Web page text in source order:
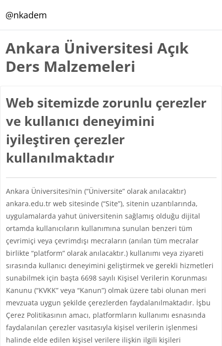
@nkadem
Ankara Üniversitesi Açık
Ders Malzemeleri
Web sitemizde zorunlu çerezler
ve kullanıcı deneyimini
iyileştiren çerezler
kullanılmaktadır
Ankara Üniversitesi’nin (“Üniversite” olarak anılacaktır)
ankara.edu.tr web sitesinde (“Site”), sitenin uzantılarında,
uygulamalarda yahut üniversitenin sağlamış olduğu dijital
ortamda kullanıcıların kullanımına sunulan benzeri tüm
çevrimiçi veya çevrimdışı mecraların (anılan tüm mecralar
birlikte “platform” olarak anılacaktır.) kullanımı veya ziyareti
sırasında kullanıcı deneyimini geliştirmek ve gerekli hizmetleri
sunabilmek için başta 6698 sayılı Kişisel Verilerin Korunması
Kanunu (“KVKK” veya “Kanun”) olmak üzere tabi olunan meri
mevzuata uygun şekilde çerezlerden faydalanılmaktadır. İşbu
Çerez Politikasının amacı, platformların kullanımı esnasında
faydalanılan çerezler vasıtasıyla kişisel verilerin işlenmesi
halinde elde edilen kişisel verilere ilişkin ilgili kişileri